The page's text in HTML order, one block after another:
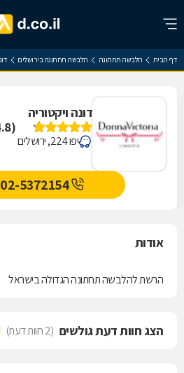
דף הבית הלבשה תחתונה הלבשה תחתונה בירושלים
דונה ויקטוריה
(
יפו 224, ירושלים
02-5372154
אודות
הרשת להלבשה תחתונה הגדולה בישראל
הצג חוות דעת גולשים (2 חוות דעת)